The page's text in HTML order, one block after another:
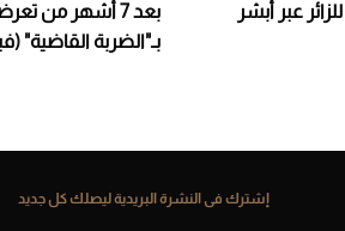
عبر أبشر
بعد 7 أشهر من
بـ"الضربة القاضية"
إشترك فى النشرة البريدية ليصلك كل جديد